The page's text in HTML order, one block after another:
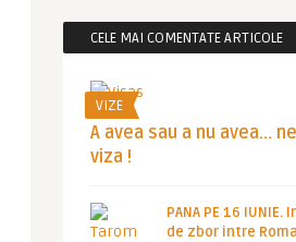
CELE MAI COMENTATE ARTICOLE
VIZE
A avea sau a nu avea…
viza !
PANA PE 16
de zbor intre